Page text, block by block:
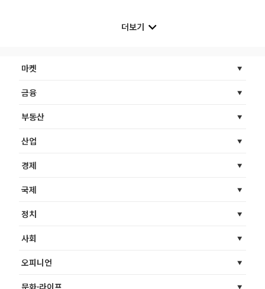
더보기
마켓
금융
부동산
산업
경제
국제
정치
사회
오피니언
문화·라이프